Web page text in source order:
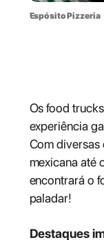
Espósito Pizzeria
Os food
experiência
Com diversas
mexicana até
encontrará o
paladar!
Destaques